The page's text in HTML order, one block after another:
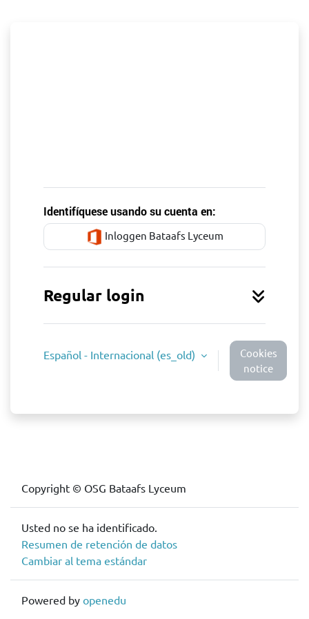
Identifíquese usando su cuenta en:
Inloggen Bataafs Lyceum
Regular login
Español - Internacional ‎(es_old)‎
Cookies
notice
Copyright © OSG Bataafs Lyceum
Usted no se ha identificado.
Resumen de retención de datos
Cambiar al tema estándar
Powered by openedu